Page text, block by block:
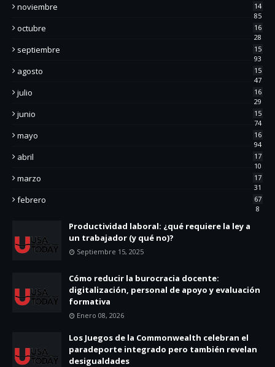
noviembre
14
85
octubre
16
28
septiembre
15
93
agosto
15
47
julio
16
29
junio
15
74
mayo
16
94
abril
17
10
marzo
17
31
febrero
67
8
Productividad laboral: ¿qué requiere la ley a
un trabajador (y qué no)?
Septiembre 15, 2025
Cómo reducir la burocracia docente:
digitalización, personal de apoyo y evaluación
formativa
Enero 08, 2026
Los Juegos de la Commonwealth celebran el
paradeporte integrado pero también revelan
desigualdades